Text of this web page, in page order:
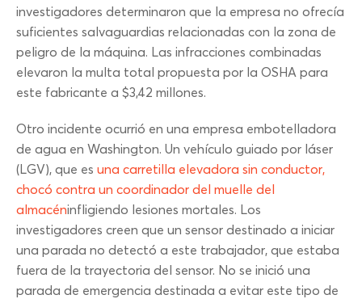
investigadores determinaron que la empresa no ofrecía
suficientes salvaguardias relacionadas con la zona de
peligro de la máquina. Las infracciones combinadas
elevaron la multa total propuesta por la OSHA para
este fabricante a $3,42 millones.
Otro incidente ocurrió en una empresa embotelladora
de agua en Washington. Un vehículo guiado por láser
(LGV), que es una carretilla elevadora sin conductor,
chocó contra un coordinador del muelle del
almacéninfligiendo lesiones mortales. Los
investigadores creen que un sensor destinado a iniciar
una parada no detectó a este trabajador, que estaba
fuera de la trayectoria del sensor. No se inició una
parada de emergencia destinada a evitar este tipo de